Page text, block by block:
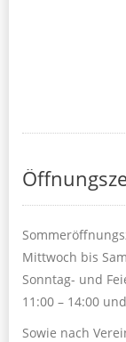
Mittwoch bis
Sonntag- und
11:00 – 14:00
Sowie nach